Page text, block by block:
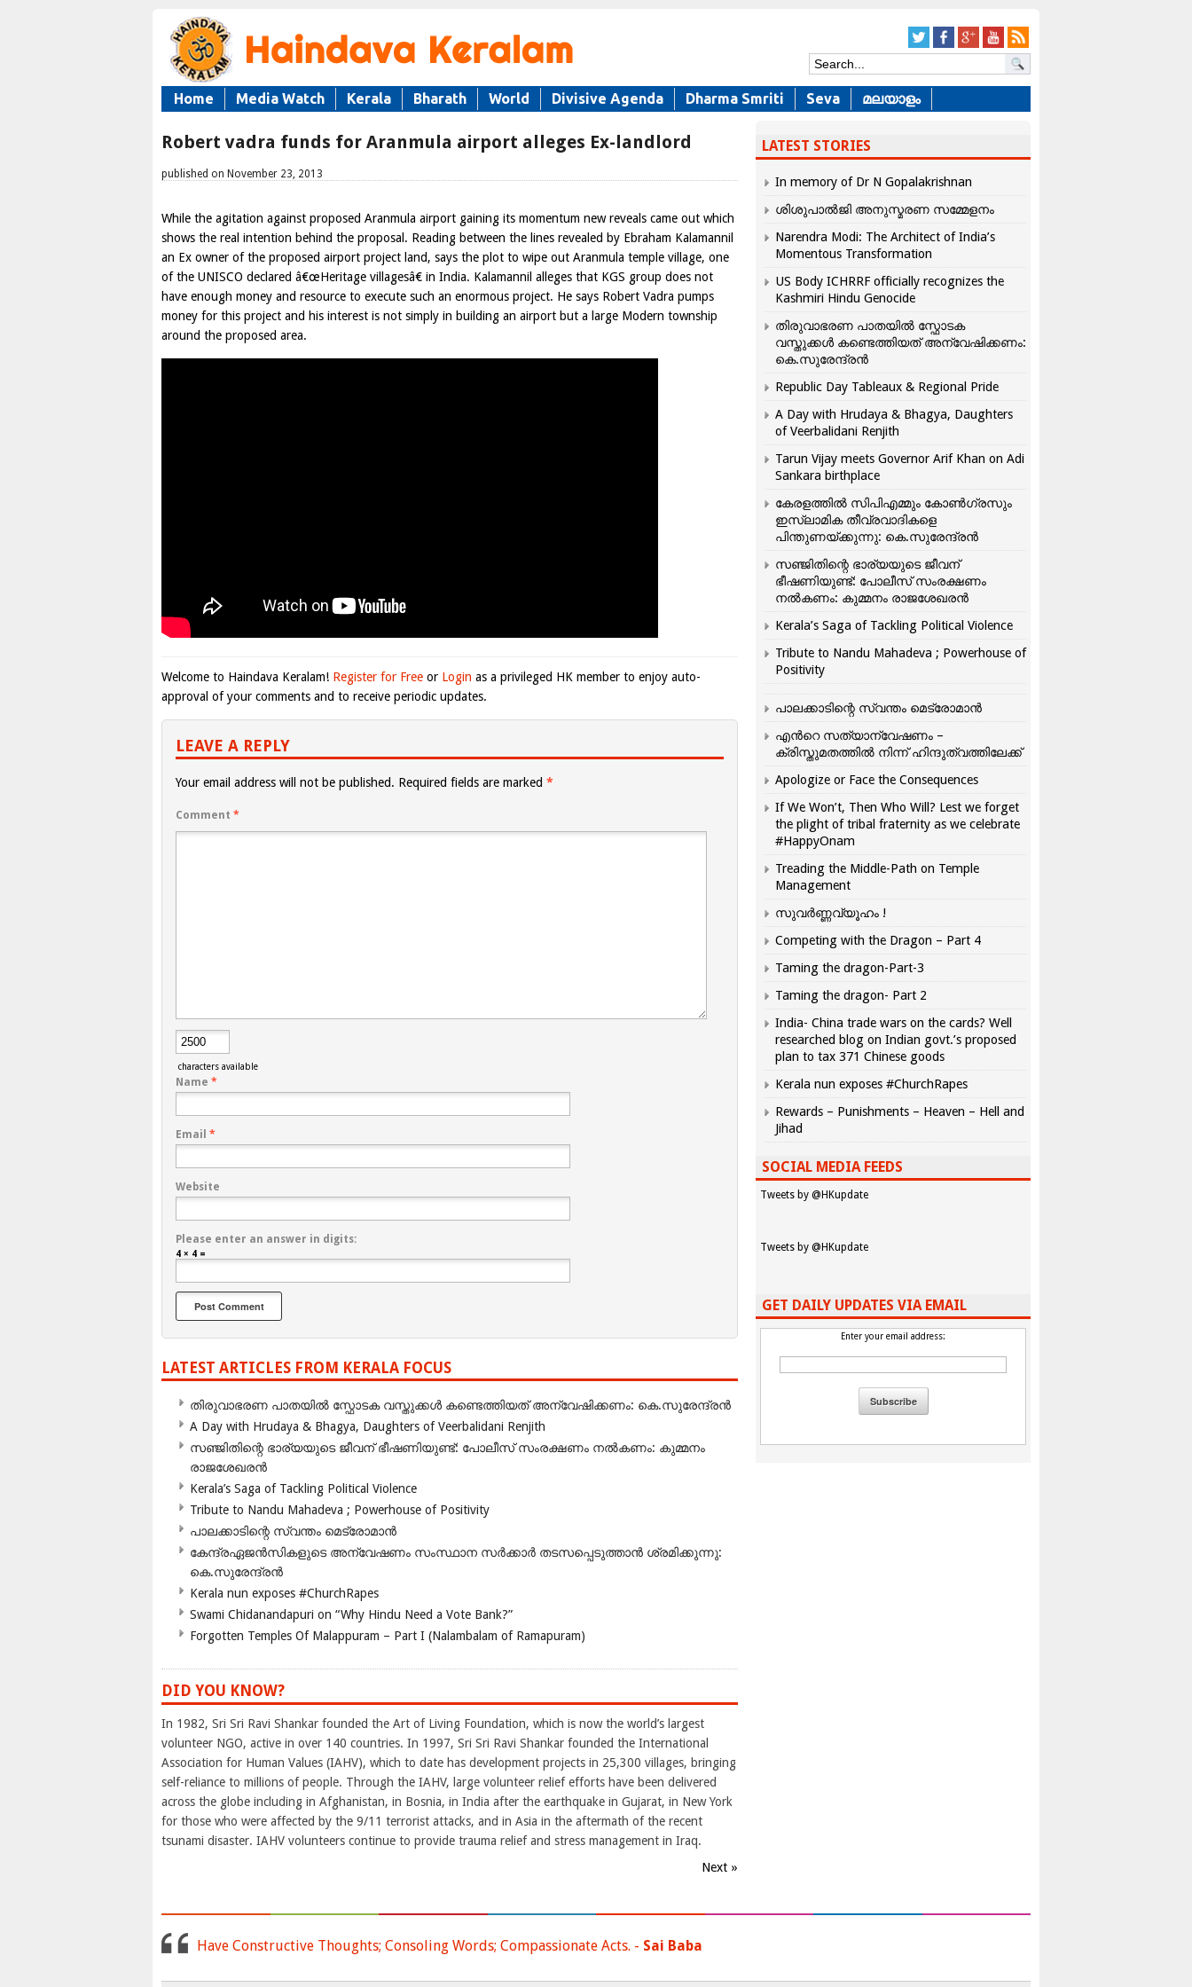
Home Media Watch Kerala Bharath World Divisive Agenda Dharma Smriti Seva മലയാളം
Robert vadra funds for Aranmula airport alleges Ex-landlord
published on November 23, 2013
While the agitation against proposed Aranmula airport gaining its momentum new reveals came out which
shows the real intention behind the proposal. Reading between the lines revealed by Ebraham Kalamannil
an Ex owner of the proposed airport project land, says the plot to wipe out Aranmula temple village, one
of the UNISCO declared â€œHeritage villagesâ€ in India. Kalamannil alleges that KGS group does not
have enough money and resource to execute such an enormous project. He says Robert Vadra pumps
money for this project and his interest is not simply in building an airport but a large Modern township
around the proposed area.
Welcome to Haindava Keralam! Register for Free or Login as a privileged HK member to enjoy auto-
approval of your comments and to receive periodic updates.
LEAVE A REPLY
Your email address will not be published. Required fields are marked *
Comment *
characters available
Name *
Email *
Website
Please enter an answer in digits:
4 × 4 =
LATEST ARTICLES FROM KERALA FOCUS
തിരുവാഭരണ പാതയിൽ സ്ഫോടക വസ്തുക്കൾ കണ്ടെത്തിയത് അന്വേഷിക്കണം: കെ.സുരേന്ദ്രൻ
A Day with Hrudaya & Bhagya, Daughters of Veerbalidani Renjith
സഞ്ജിതിന്റെ ഭാര്യയുടെ ജീവന് ഭീഷണിയുണ്ട്: പോലീസ് സംരക്ഷണം നൽകണം: കുമ്മനം
രാജശേഖരൻ
Kerala’s Saga of Tackling Political Violence
Tribute to Nandu Mahadeva ; Powerhouse of Positivity
പാലക്കാടിന്റെ സ്വന്തം മെട്രോമാൻ
കേന്ദ്രഏജൻസികളുടെ അന്വേഷണം സംസ്ഥാന സർക്കാർ തടസപ്പെടുത്താൻ ശ്രമിക്കുന്നു:
കെ.സുരേന്ദ്രൻ
Kerala nun exposes #ChurchRapes
Swami Chidanandapuri on “Why Hindu Need a Vote Bank?”
Forgotten Temples Of Malappuram – Part I (Nalambalam of Ramapuram)
DID YOU KNOW?
In 1982, Sri Sri Ravi Shankar founded the Art of Living Foundation, which is now the world’s largest
volunteer NGO, active in over 140 countries. In 1997, Sri Sri Ravi Shankar founded the International
Association for Human Values (IAHV), which to date has development projects in 25,300 villages, bringing
self-reliance to millions of people. Through the IAHV, large volunteer relief efforts have been delivered
across the globe including in Afghanistan, in Bosnia, in India after the earthquake in Gujarat, in New York
for those who were affected by the 9/11 terrorist attacks, and in Asia in the aftermath of the recent
tsunami disaster. IAHV volunteers continue to provide trauma relief and stress management in Iraq.
Next »
LATEST STORIES
In memory of Dr N Gopalakrishnan
ശിശുപാൽജി അനുസ്മരണ സമ്മേളനം
Narendra Modi: The Architect of India’s
Momentous Transformation
US Body ICHRRF officially recognizes the
Kashmiri Hindu Genocide
തിരുവാഭരണ പാതയിൽ സ്ഫോടക
വസ്തുക്കൾ കണ്ടെത്തിയത് അന്വേഷിക്കണം:
കെ.സുരേന്ദ്രൻ
Republic Day Tableaux & Regional Pride
A Day with Hrudaya & Bhagya, Daughters
of Veerbalidani Renjith
Tarun Vijay meets Governor Arif Khan on Adi
Sankara birthplace
കേരളത്തിൽ സിപിഎമ്മും കോൺ​ഗ്രസും
ഇസ്ലാമിക തീവ്രവാദികളെ
പിന്തുണയ്ക്കുന്നു: കെ.സുരേന്ദ്രൻ
സഞ്ജിതിന്റെ ഭാര്യയുടെ ജീവന്
ഭീഷണിയുണ്ട്: പോലീസ് സംരക്ഷണം
നൽകണം: കുമ്മനം രാജശേഖരൻ
Kerala’s Saga of Tackling Political Violence
Tribute to Nandu Mahadeva ; Powerhouse of
Positivity
പാലക്കാടിന്റെ സ്വന്തം മെട്രോമാൻ
എന്‍റെ സത്യാന്വേഷണം –
ക്രിസ്തുമതത്തില്‍ നിന്ന് ഹിന്ദുത്വത്തിലേക്ക്
Apologize or Face the Consequences
If We Won’t, Then Who Will? Lest we forget
the plight of tribal fraternity as we celebrate
#HappyOnam
Treading the Middle-Path on Temple
Management
സുവർണ്ണവ്യൂഹം !
Competing with the Dragon – Part 4
Taming the dragon-Part-3
Taming the dragon- Part 2
India- China trade wars on the cards? Well
researched blog on Indian govt.’s proposed
plan to tax 371 Chinese goods
Kerala nun exposes #ChurchRapes
Rewards – Punishments – Heaven – Hell and
Jihad
SOCIAL MEDIA FEEDS
Tweets by @HKupdate
Tweets by @HKupdate
GET DAILY UPDATES VIA EMAIL
Enter your email address:
Have Constructive Thoughts; Consoling Words; Compassionate Acts. - Sai Baba